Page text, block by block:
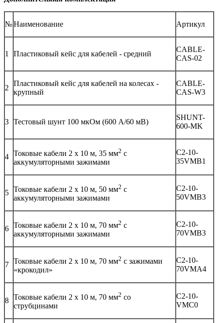
№Наименование Артикул
1 Пластиковый кейс для кабелей - средний
CABLE-
CAS-02
2
Пластиковый кейс для кабелей на колесах -
крупный
CABLE-
CAS-W3
3 Тестовый шунт 100 мкОм (600 А/60 мВ)
SHUNT-
600-MK
4 Токовые кабели 2 х 10 м, 35 мм2 с
аккумуляторными зажимами
C2-10-
35VMB1
5 Токовые кабели 2 х 10 м, 50 мм2 с
аккумуляторными зажимами
C2-10-
50VMB3
6 Токовые кабели 2 х 10 м, 70 мм2 с
аккумуляторными зажимами
C2-10-
70VMB3
7 Токовые кабели 2 х 10 м, 70 мм2 с зажимами
«крокодил»
C2-10-
70VMA4
8 Токовые кабели 2 х 10 м, 70 мм2 со
струбцинами
C2-10-
VMC0